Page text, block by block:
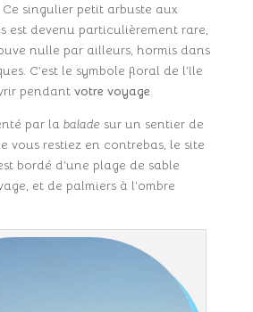
Ce singulier petit arbuste aux
est devenu particulièrement rare,
nulle par ailleurs, hormis dans
C’est le symbole floral de l’île
pendant votre voyage.
par la balade sur un sentier de
vous restiez en contrebas, le site
bordé d’une plage de sable
et de palmiers à l’ombre